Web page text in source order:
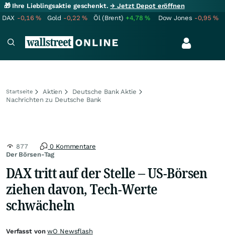
🎁 Ihre Lieblingsaktie geschenkt.→ Jetzt Depot eröffnen
DAX -0,16% Gold -0,22% Öl (Brent) +4,78% Dow Jones -0,95%
Startseite Aktien
Deutsche Bank Aktie
Nachrichten zu Deutsche Bank
Der Börsen-Tag
877 0 Kommentare
DAX tritt auf der Stelle – US-Börsen
ziehen davon, Tech-Werte
schwächeln
Verfasst vonwO Newsflash